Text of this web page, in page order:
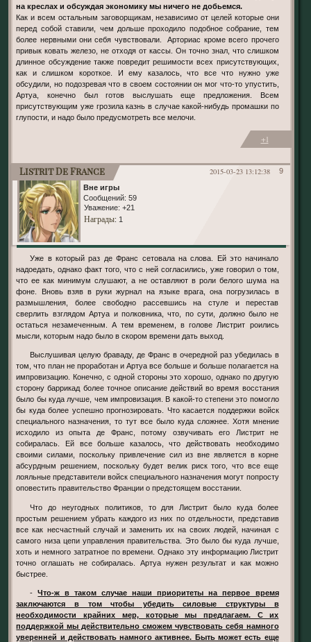
на креслах и обсуждая экономику мы ничего не добьемся.
Как и всем остальным заговорщикам, независимо от целей которые они
перед собой ставили, чем дольше проходило подобное собрание, тем
более нервными они себя чувствовали. Арториас кроме всего прочего
привык ковать железо, не отходя от кассы. Он точно знал, что слишком
длинное обсуждение также повредит решимости всех присутствующих,
как и слишком короткое. И ему казалось, что все что нужно уже
обсудили, но подозревая что в своем состоянии он мог что-то упустить,
Артуа, конечно был готов выслушать еще предложения. Всем
присутствующим уже грозила казнь в случае какой-нибудь промашки по
глупости, и надо было предусмотреть все мелочи.
+1
9
2015-03-23 13:12:38
Listrit De France
Вне игры
Сообщений: 59
Уважение: +21
Награды: 1
Уже в который раз де Франс сетовала на слова. Ей это начинало
надоедать, однако факт того, что с ней согласились, уже говорил о том,
что ее как минимум слушают, а не оставляют в роли белого шума на
фоне. Вновь взяв в руки журнал на языке врага, она погрузилась в
размышления, более свободно рассевшись на стуле и перестав
сверлить взглядом Артуа и полковника, что, по сути, должно было не
остаться незамеченным. А тем временем, в голове Листрит роились
мысли, которым надо было в скором времени дать выход.
Выслушивая целую браваду, де Франс в очередной раз убедилась в
том, что план не проработан и Артуа все больше и больше полагается на
импровизацию. Конечно, с одной стороны это хорошо, однако по другую
сторону баррикад более точное описание действий во время восстания
было бы куда лучше, чем импровизация. В какой-то степени это помогло
бы куда более успешно прогнозировать. Что касается поддержки войск
специального назначения, то тут все было куда сложнее. Хотя мнение
исходило из опыта де Франс, потому озвучивать его Листрит не
собиралась. Ей все больше казалось, что действовать необходимо
своими силами, поскольку привлечение сил из вне является в корне
абсурдным решением, поскольку будет велик риск того, что все еще
лояльные представители войск специального назначения могут попросту
оповестить правительство Франции о предстоящем восстании.
Что до неугодных политиков, то для Листрит было куда более
простым решением убрать каждого из них по отдельности, представив
все как несчастный случай и заменить их на своих людей, начиная с
самого низа цепи управления правительства. Это было бы куда лучше,
хоть и немного затратное по времени. Однако эту информацию Листрит
точно оглашать не собиралась. Артуа нужен результат и как можно
быстрее.
-Что-ж в таком случае наши приоритеты на первое время
заключаются в том чтобы убедить силовые структуры в
необходимости крайних мер, которые мы предлагаем. С их
поддержкой мы действительно сможем чувствовать себя намного
уверенней и действовать намного активнее. Быть может есть еще